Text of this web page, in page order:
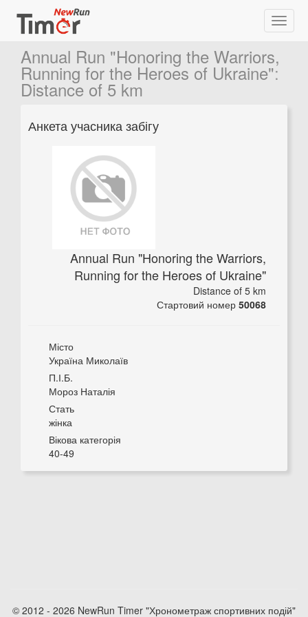
Annual Run "Honoring the Warriors,
Running for the Heroes of Ukraine":
Distance of 5 km
Анкета учасника забігу
Annual Run "Honoring the Warriors,
Running for the Heroes of Ukraine"
Distance of 5 km
Стартовий номер 50068
Місто
Україна Миколаїв
П.І.Б.
Мороз Наталія
Стать
жінка
Вікова категорія
40-49
© 2012 - 2026 NewRun Timer "Хронометраж спортивних подій"